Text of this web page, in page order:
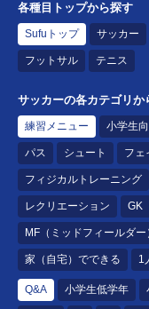
各種目トップから探す
Sufuトップ サッカー
フットサル テニス
サッカーの各カテゴリか
練習メニュー 小学生
パス シュート フェ
フィジカルトレーニング
レクリエーション GK
MF（ミッドフィールダー
家（自宅）でできる 1
Q&A 小学生低学年